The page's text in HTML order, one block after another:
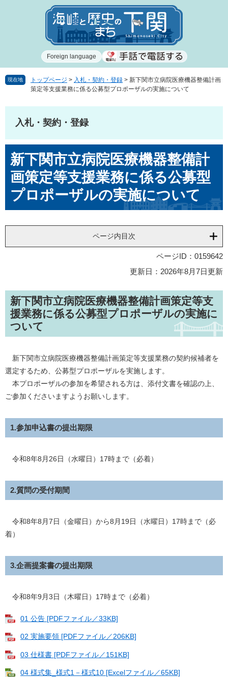
で
ば
Foreign language
現在地 トップページ > 入札・契約・登録 > 新下関市立病院医療機器整備計画
策定等支援業務に係る公募型プロポーザルの実施について
入札・契約・登録
文新下関市立病院医療機器整備計
画策定等支援業務に係る公募型
プロポーザルの実施について
ページ内目次
ページID：0159642
更新日：2026年8月7日更新
新下関市立病院医療機器整備計画策定等支
援業務に係る公募型プロポーザルの実施に
ついて
新下関市立病院医療機器整備計画策定等支援業務の契約候補者を
選定するため、公募型プロポーザルを実施します。
本プロポーザルの参加を希望される方は、添付文書を確認の上、
ご参加くださいますようお願いします。
1.参加申込書の提出期限
令和8年8月26日（水曜日）17時まで（必着）
2.質問の受付期間
令和8年8月7日（金曜日）から8月19日（水曜日）17時まで（必
着）
3.企画提案書の提出期限
令和8年9月3日（木曜日）17時まで（必着）
01 公告 [PDFファイル／33KB]
02 実施要領 [PDFファイル／206KB]
03 仕様書 [PDFファイル／151KB]
04 様式集_様式1－様式10 [Excelファイル／65KB]